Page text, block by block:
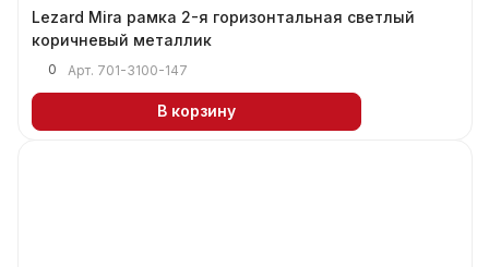
Lezard Mira рамка 2-я горизонтальная светлый
коричневый металлик
0 Арт. 701-3100-147
В корзину